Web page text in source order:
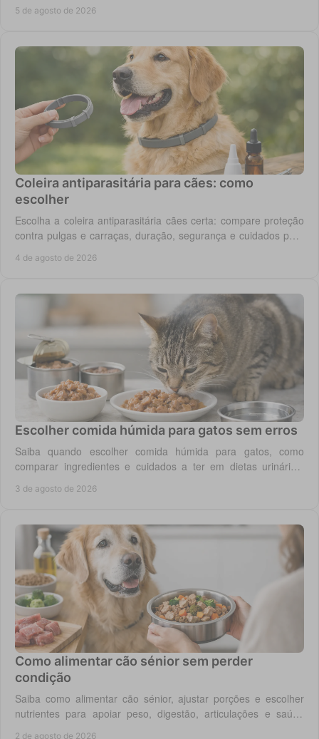
5 de agosto de 2026
Coleira antiparasitária para cães: como
escolher
Escolha a coleira antiparasitária cães certa: compare proteção
contra pulgas e carraças, duração, segurança e cuidados para
4 de agosto de 2026
Escolher comida húmida para gatos sem erros
Saiba quando escolher comida húmida para gatos, como
comparar ingredientes e cuidados a ter em dietas urinárias,
3 de agosto de 2026
Como alimentar cão sénior sem perder
condição
Saiba como alimentar cão sénior, ajustar porções e escolher
nutrientes para apoiar peso, digestão, articulações e saúde
2 de agosto de 2026